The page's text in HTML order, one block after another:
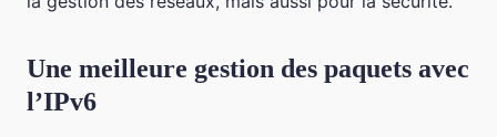
Une meilleure gestion des paquets avec
l’IPv6